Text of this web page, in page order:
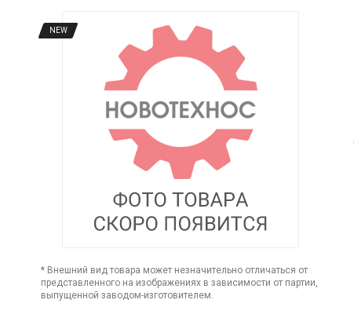
NEW
* Внешний вид товара может незначительно отличаться от
представленного на изображениях в зависимости от партии,
выпущенной заводом-изготовителем.